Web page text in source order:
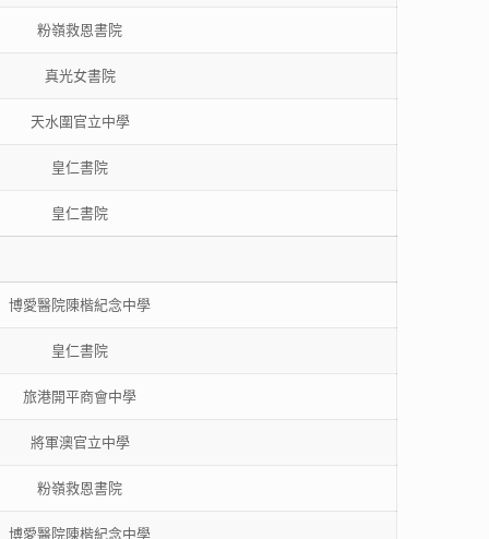
粉嶺救恩書院
真光女書院
天水圍官立中學
皇仁書院
皇仁書院
博愛醫院陳楷紀念中學
皇仁書院
旅港開平商會中學
將軍澳官立中學
粉嶺救恩書院
博愛醫院陳楷紀念中學